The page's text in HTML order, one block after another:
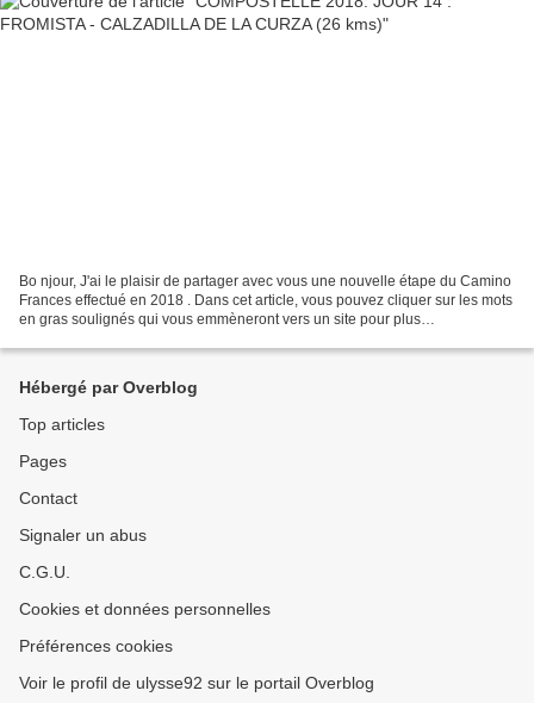
Bo njour, J'ai le plaisir de partager avec vous une nouvelle étape du Camino
Frances effectué en 2018 . Dans cet article, vous pouvez cliquer sur les mots
en gras soulignés qui vous emmèneront vers un site pour plus
Hébergé par Overblog
Top articles
Pages
Contact
Signaler un abus
C.G.U.
Cookies et données personnelles
Préférences cookies
Voir le profil de ulysse92 sur le portail Overblog